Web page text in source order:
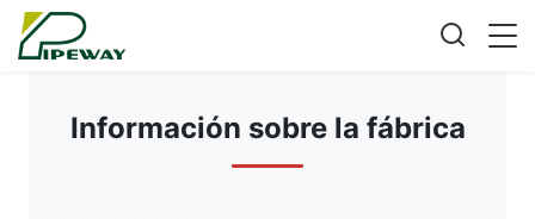
Información sobre la fábrica